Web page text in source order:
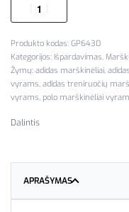
GP6430
Kategorijos: Išpardavimas,
Žymų: adidas marškinėliai,
vyrams, adidas treniruočių
vyrams, polo marškinėliai
Dalintis
APRAŠYMAS